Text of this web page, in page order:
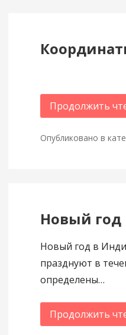
Продолжить
Опубликовано в
Новый
Новый год в
празднуют в
определены…
Продолжить